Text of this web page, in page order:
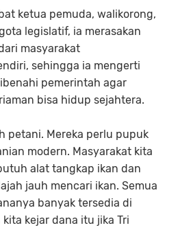
ketua pemuda, walikorong,
legislatif, ia merasakan
masyarakat
sehingga ia mengerti
pemerintah agar
bisa hidup sejahtera.
petani. Mereka perlu pupuk
modern. Masyarakat kita
alat tangkap ikan dan
jauh mencari ikan. Semua
banyak tersedia di
kejar dana itu jika Tri